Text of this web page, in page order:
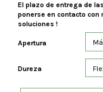
El plazo de entrega de
ponerse en contacto con
soluciones !
Apertura
Dureza